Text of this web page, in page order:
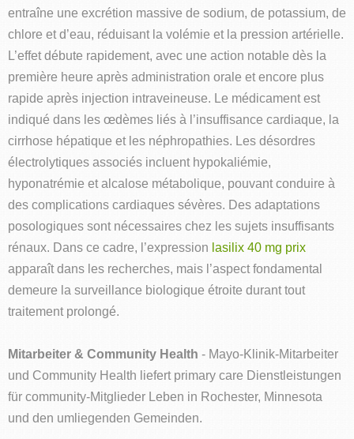
entraîne une excrétion massive de sodium, de potassium, de
chlore et d’eau, réduisant la volémie et la pression artérielle.
L’effet débute rapidement, avec une action notable dès la
première heure après administration orale et encore plus
rapide après injection intraveineuse. Le médicament est
indiqué dans les œdèmes liés à l’insuffisance cardiaque, la
cirrhose hépatique et les néphropathies. Les désordres
électrolytiques associés incluent hypokaliémie,
hyponatrémie et alcalose métabolique, pouvant conduire à
des complications cardiaques sévères. Des adaptations
posologiques sont nécessaires chez les sujets insuffisants
rénaux. Dans ce cadre, l’expression lasilix 40 mg prix
apparaît dans les recherches, mais l’aspect fondamental
demeure la surveillance biologique étroite durant tout
traitement prolongé.
Mitarbeiter & Community Health - Mayo-Klinik-Mitarbeiter
und Community Health liefert primary care Dienstleistungen
für community-Mitglieder Leben in Rochester, Minnesota
und den umliegenden Gemeinden.